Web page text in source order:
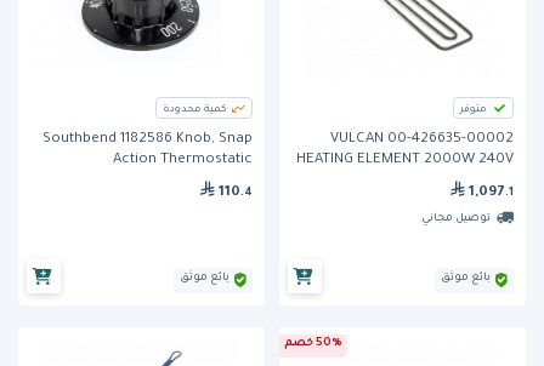
متوفر
VULCAN 00-426635-00002
HEATING ELEMENT 2000W 240V
1,097 .1
توصيل مجاني
بائع موثق
كمية محدودة
Southbend 1182586 Knob, Snap
Action Thermostatic
110 .4
بائع موثق
50% خصم